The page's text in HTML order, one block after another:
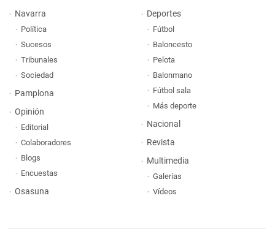
Navarra
Política
Sucesos
Tribunales
Sociedad
Pamplona
Opinión
Editorial
Colaboradores
Blogs
Encuestas
Osasuna
Deportes
Fútbol
Baloncesto
Pelota
Balonmano
Fútbol sala
Más deporte
Nacional
Revista
Multimedia
Galerías
Vídeos